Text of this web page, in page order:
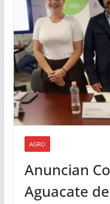
AGRO
Anuncian
Aguacate